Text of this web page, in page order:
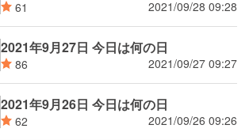
61 2021/09/28 09:28
2021年9月27日 今日は何の日
86 2021/09/27 09:27
2021年9月26日 今日は何の日
62 2021/09/26 09:26